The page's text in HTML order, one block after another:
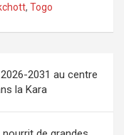
, Togo
2031 au centre
la Kara